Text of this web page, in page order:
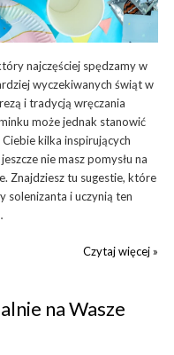
najczęściej spędzamy w
wyczekiwanych świąt w
i tradycją wręczania
może jednak stanowić
kilka inspirujących
nie masz pomysłu na
Znajdziesz tu sugestie, które
solenizanta i uczynią ten
Czytaj więcej »
na Wasze